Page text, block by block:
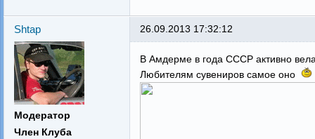
Shtap
Модератор
Член Клуба
26.09.2013 17:32:12
В Амдерме в года СССР активно
Любителям сувениров самое оно